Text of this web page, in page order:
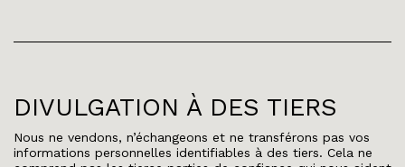
DIVULGATION À DES TIERS
Nous ne vendons, n’échangeons et ne transférons pas vos
informations personnelles identifiables à des tiers. Cela ne